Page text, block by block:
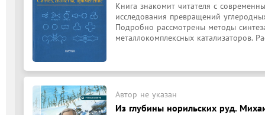
Книга знакомит читателя с
исследования превращений
Подробно рассмотрены методы
металлокомплексных катализаторов.
Автор не указан
Из глубины норильских руд.